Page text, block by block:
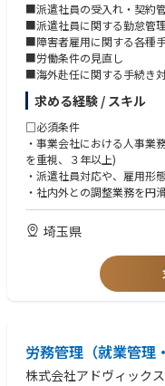
■派遣社員の受入れ・契約
■派遣社員に関する勤怠管
■障害者雇用に関する各種
■労働条件の見直し
■海外赴任に関する手続き
■教育研修の事務局業務
■新卒採用または中途採用の
■会社説明会の企画・開催
■インターンシップ対応
■学校訪問等の採用広報活動
■応募者対応、日程調整、
きます。
求める経験 / スキル
□必須条件
・事業会社における人事業
を重視、３年以上)
・派遣社員対応や、雇用形
・社内外との調整業務を円
・基本的なPCスキル（
・普通自動車運転免許（AT
・人事管理システムを用い
・海外赴任・駐在に関する
・新卒または中途採用の主
埼玉県
労務管理（就業管理
株式会社アドヴィック